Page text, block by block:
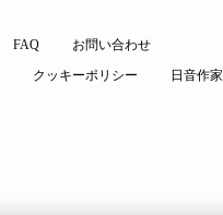
FAQ
お問い合わせ
クッキーポリシー 日音作家